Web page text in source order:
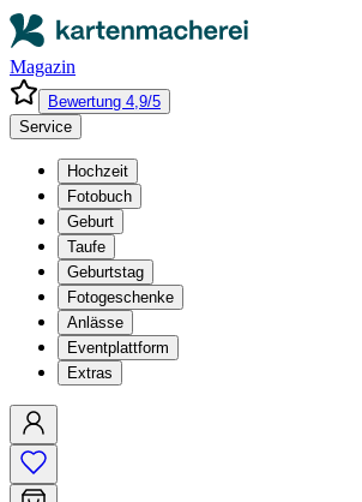
Magazin
Bewertung 4,9/5
Service
Hochzeit
Fotobuch
Geburt
Taufe
Geburtstag
Fotogeschenke
Anlässe
Eventplattform
Extras